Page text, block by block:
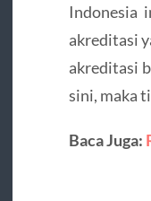
Indonesia
akreditasi
akreditasi
sini, maka
Baca Juga: